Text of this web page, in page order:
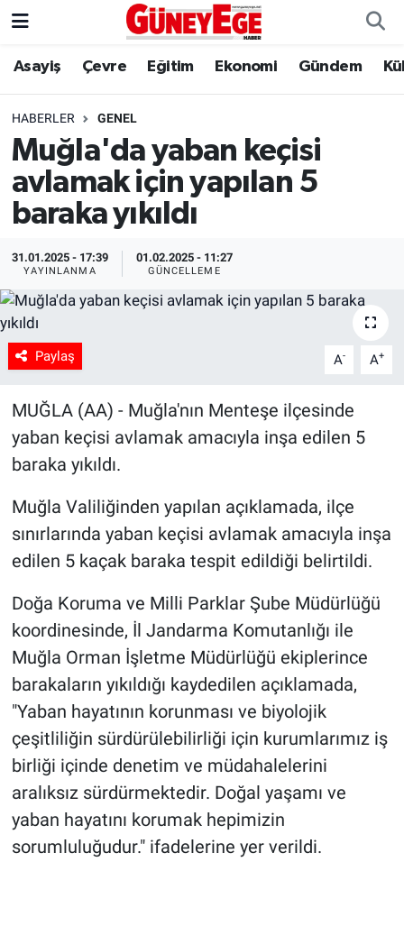
Asayiş Çevre Eğitim Ekonomi Gündem
HABERLER GENEL
Muğla'da yaban keçisi
avlamak için yapılan 5
baraka yıkıldı
31.01.2025 - 17:39
YAYINLANMA
01.02.2025 - 11:27
GÜNCELLEME
Paylaş A- A+
MUĞLA (AA) - Muğla'nın Menteşe ilçesinde
yaban keçisi avlamak amacıyla inşa edilen 5
baraka yıkıldı.
Muğla Valiliğinden yapılan açıklamada, ilçe
sınırlarında yaban keçisi avlamak amacıyla inşa
edilen 5 kaçak baraka tespit edildiği belirtildi.
Doğa Koruma ve Milli Parklar Şube Müdürlüğü
koordinesinde, İl Jandarma Komutanlığı ile
Muğla Orman İşletme Müdürlüğü ekiplerince
barakaların yıkıldığı kaydedilen açıklamada,
"Yaban hayatının korunması ve biyolojik
çeşitliliğin sürdürülebilirliği için kurumlarımız iş
birliği içinde denetim ve müdahalelerini
aralıksız sürdürmektedir. Doğal yaşamı ve
yaban hayatını korumak hepimizin
sorumluluğudur." ifadelerine yer verildi.
Asayiş
Çevre
Eğitim
Ekonomi
Gündem
Kültür Sanat
Magazin
Sağlık
Yaşam
İstanbul Hava Durumu
İstanbul Trafik Yoğunluk Haritası
Süper Lig Puan Durumu ve Fikstür
Tüm Manşetler
Son Dakika Haberleri
Haber Arşivi